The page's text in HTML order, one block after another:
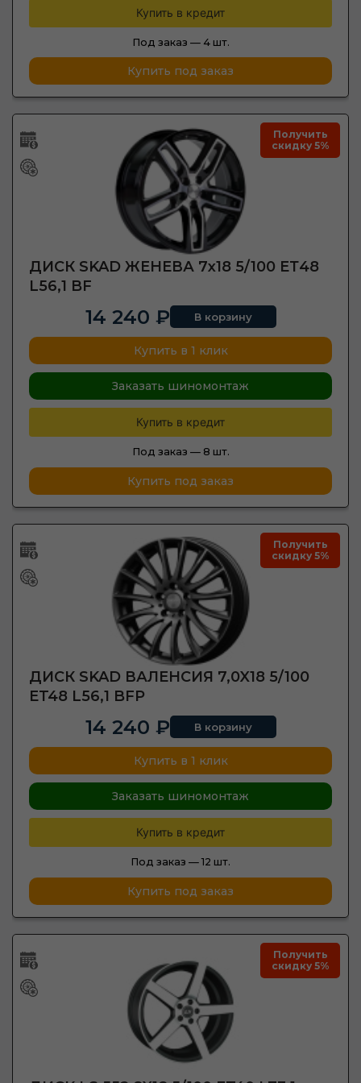
Купить в кредит
Под заказ — 4 шт.
Купить под заказ
Получить
скидку 5%
ДИСК SKAD ЖЕНЕВА 7x18 5/100 ЕТ48
L56,1 BF
14 240 ₽ В корзину
Купить в 1 клик
Заказать шиномонтаж
Купить в кредит
Под заказ — 8 шт.
Купить под заказ
Получить
скидку 5%
ДИСК SKAD ВАЛЕНСИЯ 7,0X18 5/100
ET48 L56,1 BFP
14 240 ₽ В корзину
Купить в 1 клик
Заказать шиномонтаж
Купить в кредит
Под заказ — 12 шт.
Купить под заказ
Получить
скидку 5%